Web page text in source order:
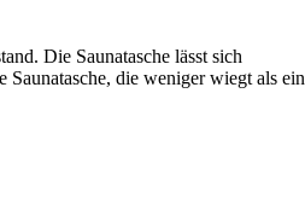
Die Saunatasche lässt sich
die weniger wiegt als ein